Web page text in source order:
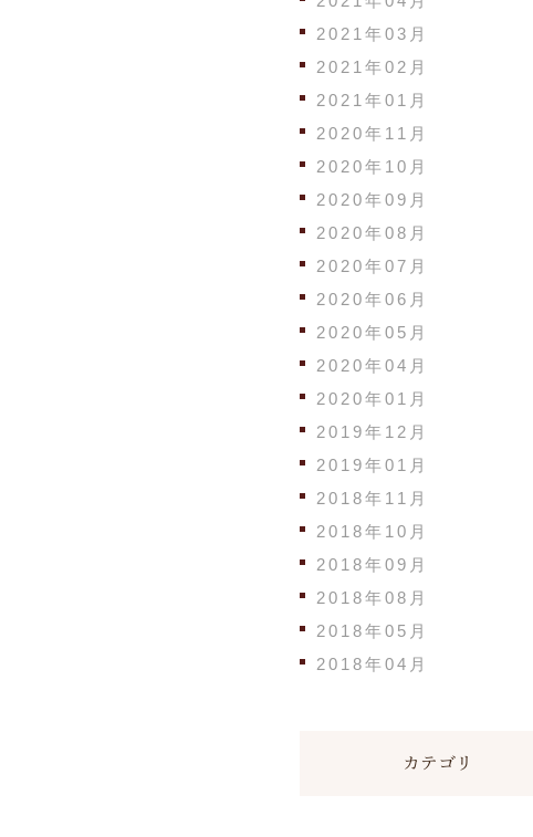
2021年03月
2021年02月
2021年01月
2020年11月
2020年10月
2020年09月
2020年08月
2020年07月
2020年06月
2020年05月
2020年04月
2020年01月
2019年12月
2019年01月
2018年11月
2018年10月
2018年09月
2018年08月
2018年05月
2018年04月
カテゴリ